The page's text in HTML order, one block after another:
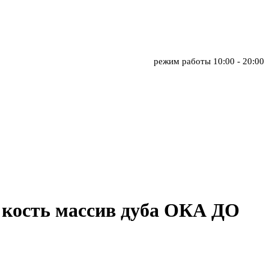
режим работы 10:00 - 20:00
массив дуба ОКА ДО